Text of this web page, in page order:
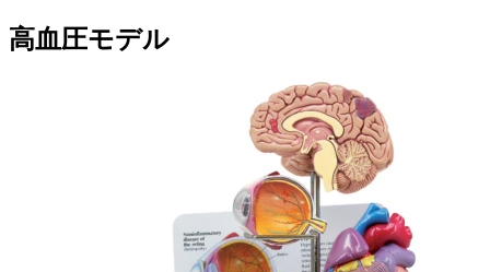
高血圧モデル